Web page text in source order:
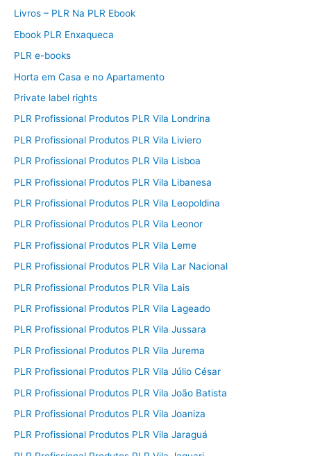
Livros – PLR Na PLR Ebook
Ebook PLR Enxaqueca
PLR e-books
Horta em Casa e no Apartamento
Private label rights
PLR Profissional Produtos PLR Vila Londrina
PLR Profissional Produtos PLR Vila Liviero
PLR Profissional Produtos PLR Vila Lisboa
PLR Profissional Produtos PLR Vila Libanesa
PLR Profissional Produtos PLR Vila Leopoldina
PLR Profissional Produtos PLR Vila Leonor
PLR Profissional Produtos PLR Vila Leme
PLR Profissional Produtos PLR Vila Lar Nacional
PLR Profissional Produtos PLR Vila Lais
PLR Profissional Produtos PLR Vila Lageado
PLR Profissional Produtos PLR Vila Jussara
PLR Profissional Produtos PLR Vila Jurema
PLR Profissional Produtos PLR Vila Júlio César
PLR Profissional Produtos PLR Vila João Batista
PLR Profissional Produtos PLR Vila Joaniza
PLR Profissional Produtos PLR Vila Jaraguá